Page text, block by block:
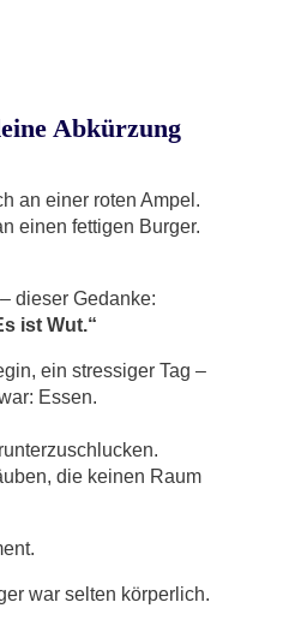
Abkürzung
an einer roten Ampel.
einen fettigen Burger.
dieser Gedanke:
ist Wut.“
ein stressiger Tag –
Essen.
die keinen Raum
war selten körperlich.